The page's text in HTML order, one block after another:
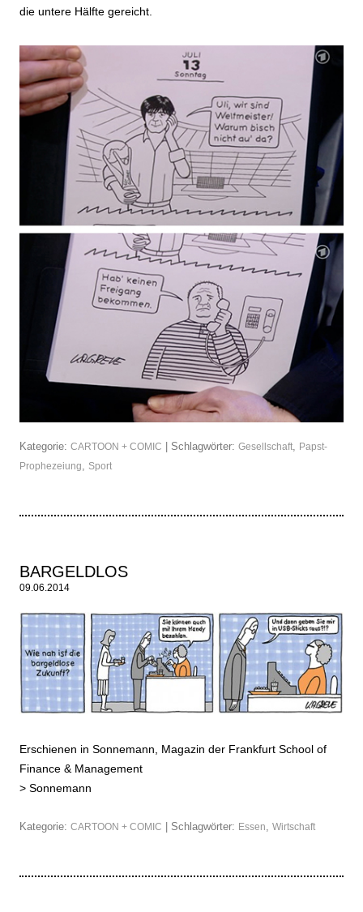
die untere Hälfte gereicht.
Kategorie: CARTOON + COMIC | Schlagwörter: Gesellschaft, Papst-
Prophezeiung, Sport
BARGELDLOS
09.06.2014
Erschienen in Sonnemann, Magazin der Frankfurt School of
Finance & Management
> Sonnemann
Kategorie: CARTOON + COMIC | Schlagwörter: Essen Wirtschaft